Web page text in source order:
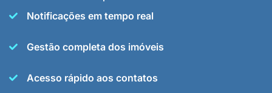
Notificações em tempo real
Gestão completa dos imóveis
Acesso rápido aos contatos